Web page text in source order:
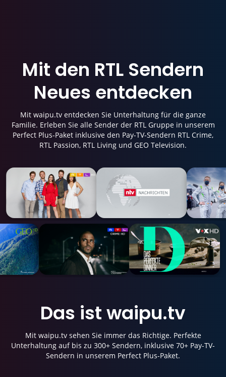
Mit den RTL Sendern
Neues entdecken
Mit waipu.tv entdecken Sie Unterhaltung für die ganze
Familie. Erleben Sie alle Sender der RTL Gruppe in unserem
Perfect Plus-Paket inklusive den Pay-TV-Sendern RTL Crime,
RTL Passion, RTL Living und GEO Television.
Das istwaipu.tv
Mit waipu.tv sehen Sie immer das Richtige. Perfekte
Unterhaltung auf bis zu 300+ Sendern, inklusive 70+ Pay-TV-
Sendern in unserem Perfect Plus-Paket.